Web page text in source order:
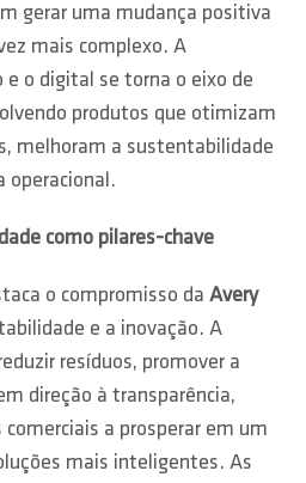
gerar uma mudança positiva
mais complexo. A
o digital se torna o eixo de
produtos que otimizam
melhoram a sustentabilidade
operacional.
como pilares-chave
o compromisso da Avery
e a inovação. A
resíduos, promover a
direção à transparência,
comerciais a prosperar em um
mais inteligentes. As